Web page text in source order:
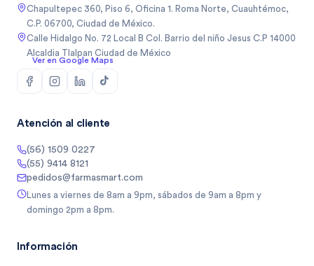
Chapultepec 360, Piso 6, Oficina 1. Roma Norte, Cuauhtémoc,
C.P. 06700, Ciudad de México.
Calle Hidalgo No. 72 Local B Col. Barrio del niño Jesus C.P 14000
Alcaldia Tlalpan Ciudad de México
Ver en Google Maps
Atención al cliente
(56) 1509 0227
(55) 9414 8121
pedidos@farmasmart.com
Lunes a viernes de 8am a 9pm, sábados de 9am a 8pm y
domingo 2pm a 8pm.
Información